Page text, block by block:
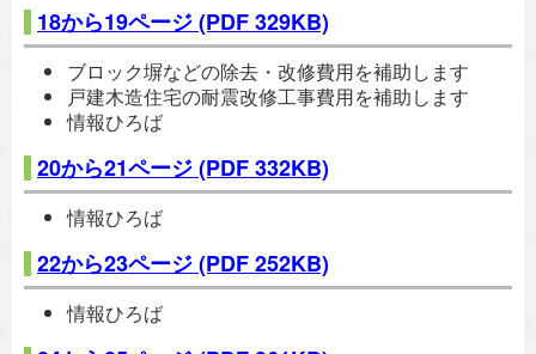
18から19ページ(PDF 329KB)
ブロック塀などの除去・改修費用を補助します
戸建木造住宅の耐震改修工事費用を補助します
情報ひろば
20から21ページ(PDF 332KB)
情報ひろば
22から23ページ(PDF 252KB)
情報ひろば